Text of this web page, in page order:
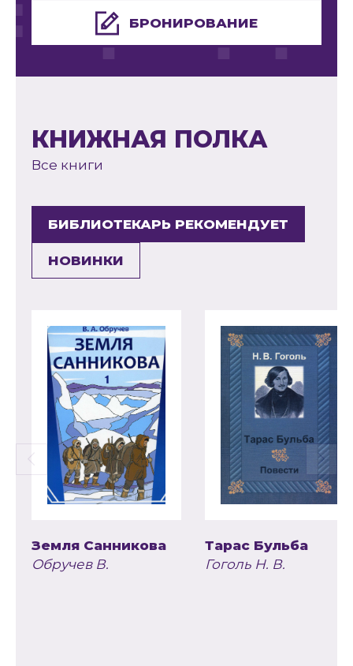
БРОНИРОВАНИЕ
КНИЖНАЯ ПОЛКА
Все книги
БИБЛИОТЕКАРЬ РЕКОМЕНДУЕТ
НОВИНКИ
Земля Санникова
Обручев В.
Тарас Бульба
Гоголь Н. В.